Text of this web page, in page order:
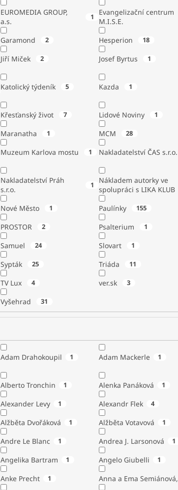
EUROMEDIA GROUP,
a.s.
1
Evangelizační centrum
M.I.S.E.
Garamond 2 Hesperion 18
Jiří Miček 2 Josef Byrtus 1
Katolický týdeník 5 Kazda 1
Křesťanský život 7 Lidové Noviny 1
Maranatha 1 MCM 28
Muzeum Karlova mostu 1 Nakladatelství ČAS s.r.o.
Nakladatelství Práh
s.r.o.
1
Nákladem autorky ve
spolupráci s LIKA KLUB
Nové Město 1 Paulínky 155
PROSTOR 2 Psalterium 1
Samuel 24 Slovart 1
Sypták 25 Triáda 11
TV Lux 4 ver.sk 3
Vyšehrad 31
Adam Drahokoupil 1 Adam Mackerle 1
Alberto Tronchin 1 Alenka Panáková 1
Alexander Levy 1 Alexandr Flek 4
Alžběta Dvořáková 1 Alžběta Votavová 1
Andre Le Blanc 1 Andrea J. Larsonová 1
Angelika Bartram 1 Angelo Giubelli 1
Anke Precht 1 Anna a Ema Semiánová,